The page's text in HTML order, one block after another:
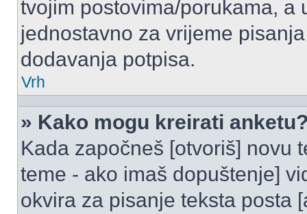
tvojim postovima/porukama, a
jednostavno za vrijeme
dodavanja potpisa.
Vrh
» Kako mogu kreirati
Kada započneš [otvoriš] novu
teme - ako imaš dopuštenje]
okvira za pisanje teksta posta